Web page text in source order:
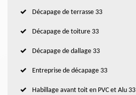
Décapage de terrasse 33
Décapage de toiture 33
Décapage de dallage 33
Entreprise de décapage 33
Habillage avant toit en PVC et Alu 33